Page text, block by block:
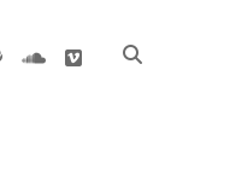
paypalsoundcloud
vimeo